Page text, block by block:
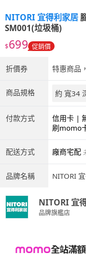
NITORI 宜得利家居
SM001(垃圾桶)
$699 促銷價
折價券 特惠商品
商品規格 約 寬34
付款方式
信用卡 |
商付款 |
刷momo
配送方式 廠商宅配
品牌名稱 NITORI
NITORI 宜
品牌旗艦店